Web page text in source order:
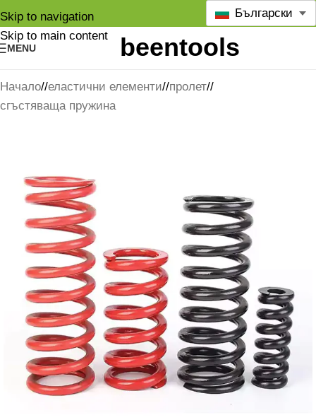
Skip to navigation
Skip to main content
MENU
Български
Начало/ еластични елементи/ пролет/
сгъстяваща пружина